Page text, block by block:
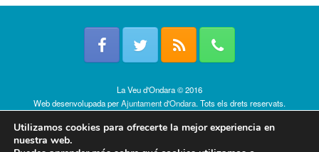
La Veu d'Ondara © 2016
Web desenvolupada perAjuntament d'Ondara. Tots els drets reservats.
Utilizamos cookies para ofrecerte la mejor experiencia en
nuestra web.